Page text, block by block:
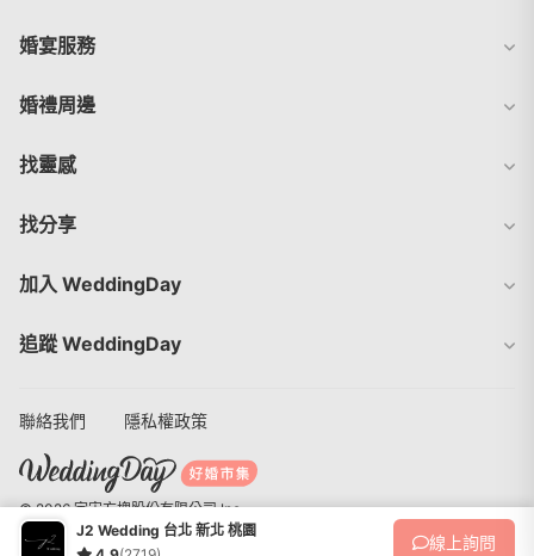
J2 Wedding 台北 新北 桃園
線上詢問
婚宴服務
婚禮周邊
找靈感
找分享
加入 WeddingDay
追蹤 WeddingDay
聯絡我們 隱私權政策
© 2026 宇宙方塊股份有限公司 Inc.